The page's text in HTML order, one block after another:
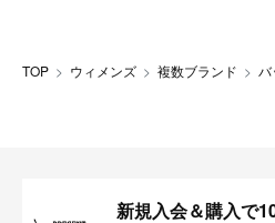
TOP ウィメンズ 複数ブランド バ
新規入会＆購入で